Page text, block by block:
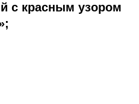
с красным узором